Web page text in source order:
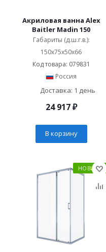
Акриловая ванна Alex
Baitler Madin 150
Габариты (д.ш.г.в.):
150x75x50x66
Код товара: 079831
Россия
Доставка: 1 день
24 917₽
В корзину
НОВИНКА